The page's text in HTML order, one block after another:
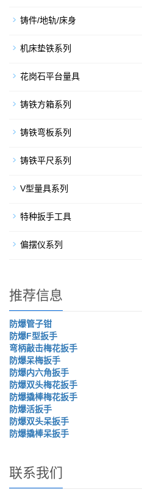
铸件/地轨/床身
机床垫铁系列
花岗石平台量具
铸铁方箱系列
铸铁弯板系列
铸铁平尺系列
V型量具系列
特种扳手工具
偏摆仪系列
推荐信息
防爆管子钳
防爆F型扳手
弯柄敲击梅花扳手
防爆呆梅扳手
防爆内六角扳手
防爆双头梅花扳手
防爆撬棒梅花扳手
防爆活扳手
防爆双头呆扳手
防爆撬棒呆扳手
联系我们